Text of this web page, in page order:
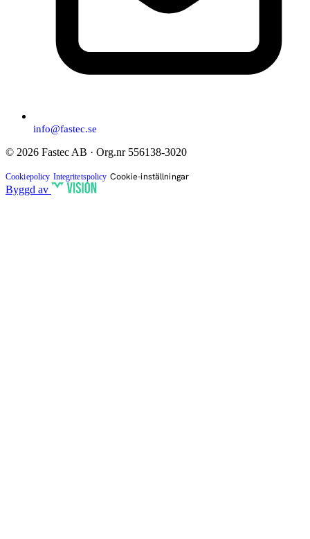
info@fastec.se
© 2026 Fastec AB · Org.nr 556138-3020
Cookiepolicy Integritetspolicy Cookie-inställningar
Byggd av